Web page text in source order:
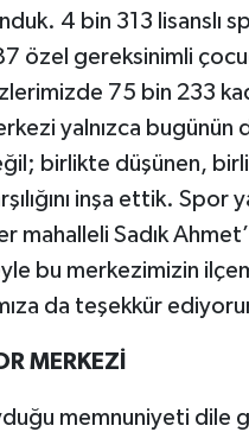
4 bin 313 lisanslı
özel gereksinimli
75 bin 233
yalnızca bugünün
birlikte düşünen,
inşa ettik.
mahalleli Sadık
bu merkezimizin
da teşekkür
MERKEZİ
memnuniyeti dile